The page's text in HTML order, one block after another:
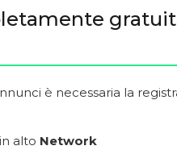
è necessaria la
alto Network